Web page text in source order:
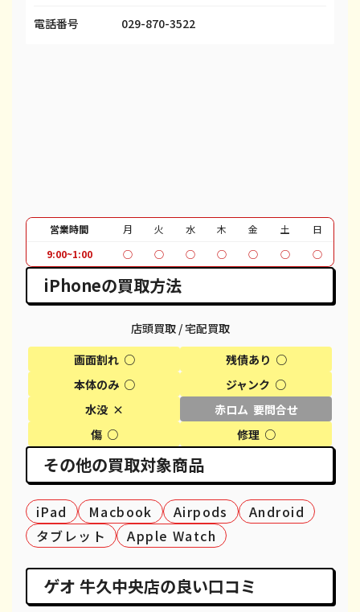
iPhone 13 Pro
iPhone SE 2
iPhone 11
iPhone 11 Pro
iPhone XR
iPhone XS
iPhone XS Max
iPhone X
iPhone 8
iPhone 7 Plus
¥48,000
¥7,000
¥19,000
¥20,000
¥22,000
¥13,000
¥17,000
¥10,000
¥6,000
¥5,000
¥12,100
¥30,100
¥18,100
¥20,600
¥26,100
¥9,100
¥12,100
電話番号 029-870-3522
営業時間 月 火 水 木 金 土
日
9:00~1:00
○ ○ ○ ○ ○ ○ ○
iPhoneの買取方法
店頭買取 / 宅配買取
画面割れ ○
残債あり ○
本体のみ ○
ジャンク ○
水没 ×
赤ロム 要問合せ
傷 ○
修理 ○
その他の買取対象商品
iPad Macbook Airpods
Android
タブレット
Apple Watch
ゲオ 牛久中央店の良い口コミ